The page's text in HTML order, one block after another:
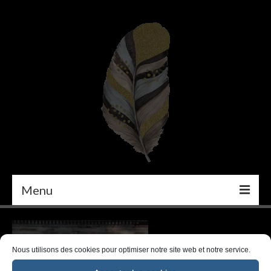
Nous utilisons des cookies pour optimiser notre site web et notre service.
Menu
PEINTURE
DÉCORATION INTÉRIEURE